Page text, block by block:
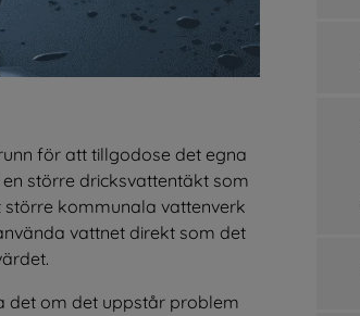
för att tillgodose det egna
större dricksvattentäkt som
kommunala vattenverk
vattnet direkt som det
det om det uppstår problem